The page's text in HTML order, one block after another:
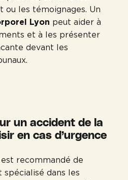
ou les témoignages. Un
Lyon peut aider à
et à les présenter
devant les
un accident de la
en cas d’urgence
est recommandé de
dans les